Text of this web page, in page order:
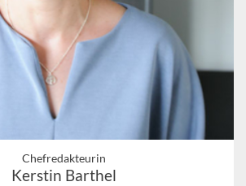
Chefredakteurin
Kerstin Barthel